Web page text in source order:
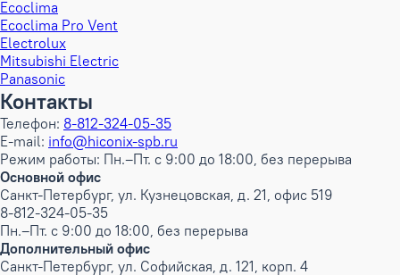
Ecoclima
Ecoclima Pro Vent
Electrolux
Mitsubishi Electric
Panasonic
Контакты
Телефон: 8-812-324-05-35
E-mail: info@hiconix-spb.ru
Режим работы: Пн.–Пт. с 9:00 до 18:00, без перерыва
Основной офис
Санкт-Петербург, ул. Кузнецовская, д. 21, офис 519
8-812-324-05-35
Пн.–Пт. с 9:00 до 18:00, без перерыва
Дополнительный офис
Санкт-Петербург, ул. Софийская, д. 121, корп. 4